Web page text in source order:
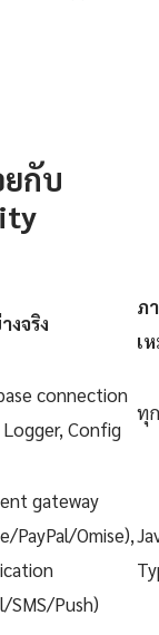
กับ
งจริง
ภ
เ
connection
Config
ทุ
gateway
PayPal/Omise),
SMS/Push)